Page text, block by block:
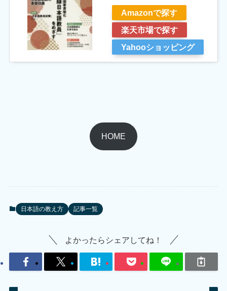
Amazonで探す
楽天市場で探す
Yahooショッピング
HOME
日本語の教え方 記事一覧
よかったらシェアしてね！